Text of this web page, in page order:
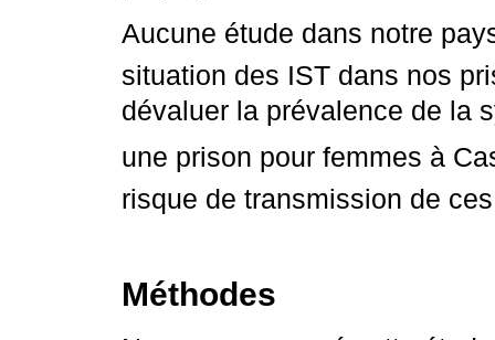
Aucune étude dans notre
situation des IST dans nos
dévaluer la prévalence de la
une prison pour femmes à
risque de transmission de
Méthodes